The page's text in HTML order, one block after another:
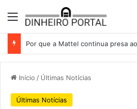
Menu
Início / Últimas Notícias
Últimas Notícias